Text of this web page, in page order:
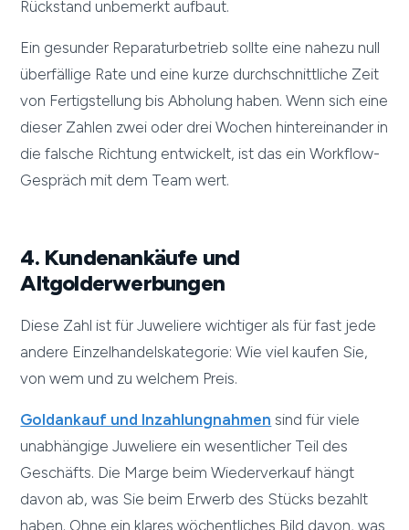
Rückstand unbemerkt aufbaut.
Ein gesunder Reparaturbetrieb sollte eine nahezu null
überfällige Rate und eine kurze durchschnittliche Zeit
von Fertigstellung bis Abholung haben. Wenn sich eine
dieser Zahlen zwei oder drei Wochen hintereinander in
die falsche Richtung entwickelt, ist das ein Workflow-
Gespräch mit dem Team wert.
4. Kundenankäufe und
Altgolderwerbungen
Diese Zahl ist für Juweliere wichtiger als für fast jede
andere Einzelhandelskategorie: Wie viel kaufen Sie,
von wem und zu welchem Preis.
Goldankauf und Inzahlungnahmen sind für viele
unabhängige Juweliere ein wesentlicher Teil des
Geschäfts. Die Marge beim Wiederverkauf hängt
davon ab, was Sie beim Erwerb des Stücks bezahlt
haben. Ohne ein klares wöchentliches Bild davon, was